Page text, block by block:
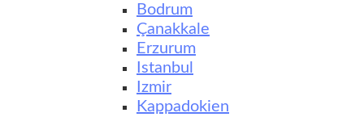
Bodrum
Çanakkale
Erzurum
Istanbul
Izmir
Kappadokien